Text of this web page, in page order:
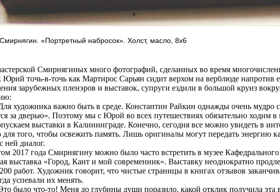
«Портретный набросок». Холст, масло, 8х6
Смирнягиных много фотографий, сделанных во время
Юрий точь-в‑точь как Мартирос Сарьян сидит верхом на верблюде напротив
зарубежных пленэров и выставок, супруги ездили в большой круиз
художника важно быть в среде. Константин Райкин однажды очень мудро
за дверью». Поэтому мы с Юрой во всех путешествиях обязательно ходим в
выставки в Калининграде. Конечно, сегодня все можно увидеть в
для того, чтобы освежить память. Лишь оригиналы могут передать энергию
ней диалог.
2017 года Смирнягину можно было часто встретить в музее
выставка «Город, Кант и мой современник». Выставку неоднократно
работ. Художник говорит, что чистые страницы в книгах отзывов
успевали их менять.
было что-то! Меня до глубины души поразило, какой отклик получила эта